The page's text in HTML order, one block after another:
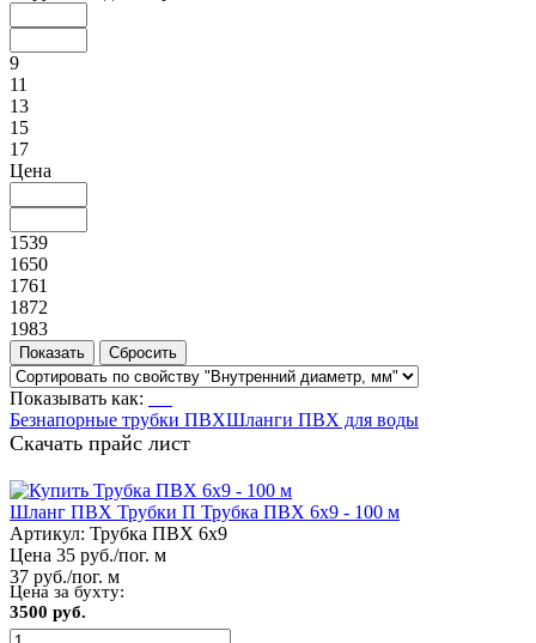
9
11
13
15
17
Цена
1539
1650
1761
1872
1983
Показывать как:
Безнапорные трубки ПВХШланги ПВХ для воды
Скачать прайс лист
Шланг ПВХ Трубки П Трубка ПВХ 6х9 - 100 м
Артикул: Трубка ПВХ 6х9
Цена 35 руб./пог. м
37 руб./пог. м
Цена за бухту:
3500 руб.